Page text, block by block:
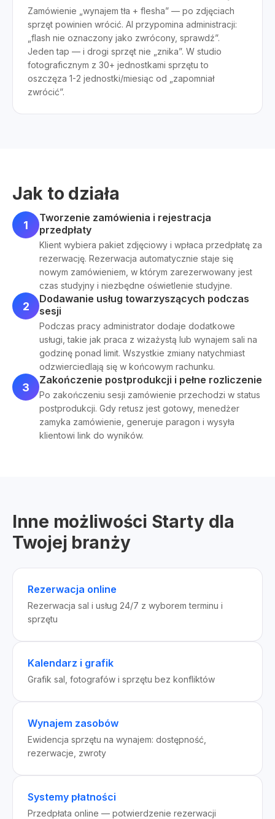
Zamówienie „wynajem tła + flesha” — po zdjęciach
sprzęt powinien wrócić. AI przypomina administracji:
„flash nie oznaczony jako zwrócony, sprawdź”.
Jeden tap — i drogi sprzęt nie „znika”. W studio
fotograficznym z 30+ jednostkami sprzętu to
oszczęza 1-2 jednostki/miesiąc od „zapomniał
zwrócić”.
Jak to działa
1
Tworzenie zamówienia i rejestracja
przedpłaty
Klient wybiera pakiet zdjęciowy i wpłaca przedpłatę za
rezerwację. Rezerwacja automatycznie staje się
nowym zamówieniem, w którym zarezerwowany jest
czas studyjny i niezbędne oświetlenie studyjne.
2
Dodawanie usług towarzyszących podczas
sesji
Podczas pracy administrator dodaje dodatkowe
usługi, takie jak praca z wizażystą lub wynajem sali na
godzinę ponad limit. Wszystkie zmiany natychmiast
odzwierciedlają się w końcowym rachunku.
3
Zakończenie postprodukcji i pełne rozliczenie
Po zakończeniu sesji zamówienie przechodzi w status
postprodukcji. Gdy retusz jest gotowy, menedżer
zamyka zamówienie, generuje paragon i wysyła
klientowi link do wyników.
Inne możliwości Starty dla
Twojej branży
Rezerwacja online
Rezerwacja sal i usług 24/7 z wyborem terminu i
sprzętu
Kalendarz i grafik
Grafik sal, fotografów i sprzętu bez konfliktów
Wynajem zasobów
Ewidencja sprzętu na wynajem: dostępność,
rezerwacje, zwroty
Systemy płatności
Przedpłata online — potwierdzenie rezerwacji